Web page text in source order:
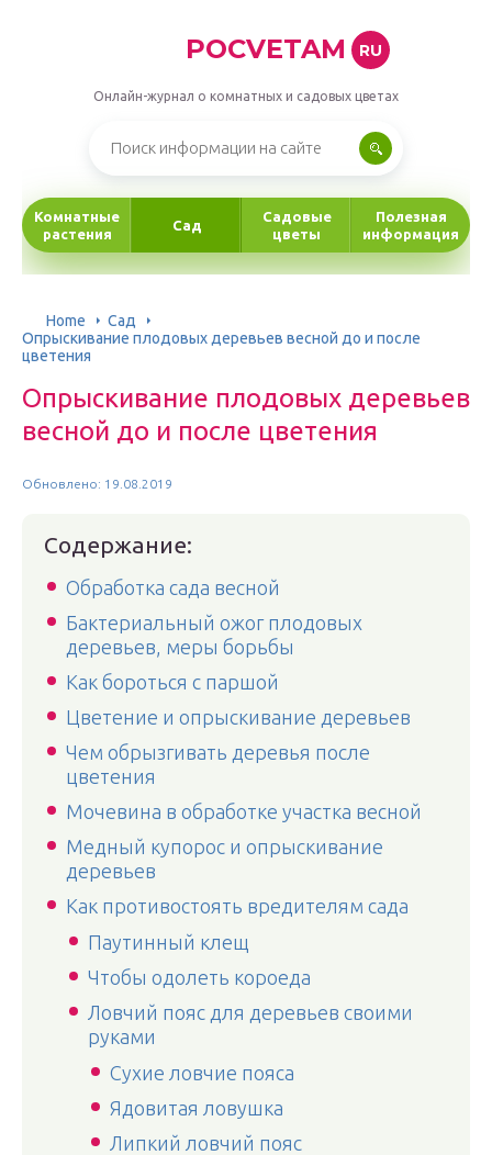
POCVETAM RU
Онлайн-журнал о комнатных и садовых цветах
Комнатные
растения
Сад
Садовые
цветы
Полезная
информация
Home
Сад
Опрыскивание плодовых деревьев весной до и после
цветения
Опрыскивание плодовых деревьев
весной до и после цветения
Обновлено: 19.08.2019
Содержание:
Обработка сада весной
Бактериальный ожог плодовых
деревьев, меры борьбы
Как бороться с паршой
Цветение и опрыскивание деревьев
Чем обрызгивать деревья после
цветения
Мочевина в обработке участка весной
Медный купорос и опрыскивание
деревьев
Как противостоять вредителям сада
Паутинный клещ
Чтобы одолеть короеда
Ловчий пояс для деревьев своими
руками
Сухие ловчие пояса
Ядовитая ловушка
Липкий ловчий пояс